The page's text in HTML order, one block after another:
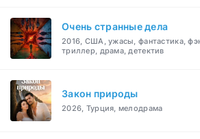
Очень странные дела
2016, США, ужасы, фантастика,
триллер, драма, детектив
Закон природы
2026, Турция, мелодрама